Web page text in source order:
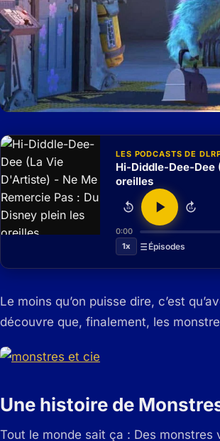
LES PODCASTS DE
Hi-Diddle-Dee-Dee
oreilles
15 15
0:00
1x
Épisodes
Le moins qu’on puisse dire, c’est
découvre que, finalement, les
Une histoire de
Tout le monde sait ça : Des